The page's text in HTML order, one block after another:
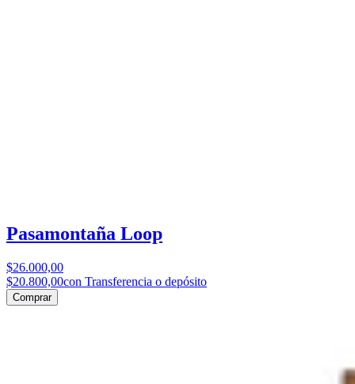
Pasamontaña Loop
$26.000,00
$20.800,00con Transferencia o depósito
Comprar